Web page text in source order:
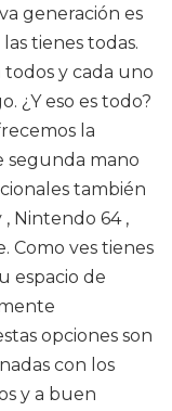
generación es
tienes todas.
todos y cada uno
¿Y eso es todo?
la
segunda mano
también
Nintendo 64 ,
Como ves tienes
espacio de
opciones son
con los
y a buen